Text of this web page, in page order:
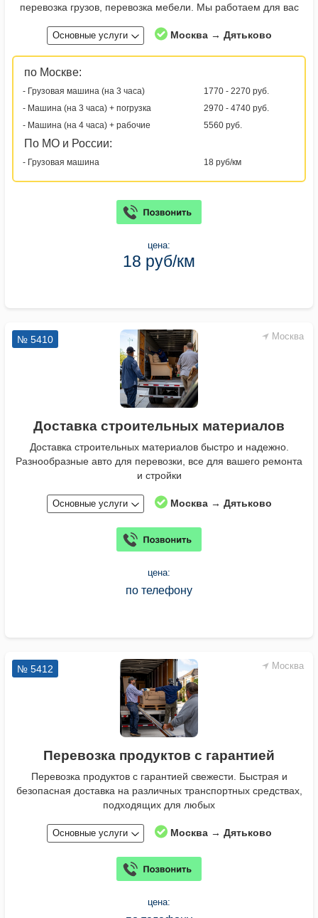
перевозка грузов, перевозка мебели. Мы работаем для вас
Основные услуги Москва → Дятьково
по Москве:
- Грузовая машина (на 3 часа)
1770 - 2270 руб.
- Машина (на 3 часа) + погрузка
2970 - 4740 руб.
- Машина (на 4 часа) + рабочие
5560 руб.
По МО и России:
- Грузовая машина 18 руб/км
цена:
18 руб/км
Москва
№ 5410
Доставка строительных материалов
Доставка строительных материалов быстро и надежно.
Разнообразные авто для перевозки, все для вашего ремонта
и стройки
Основные услуги Москва → Дятьково
цена:
по телефону
Москва
№ 5412
Перевозка продуктов с гарантией
Перевозка продуктов с гарантией свежести. Быстрая и
безопасная доставка на различных транспортных средствах,
подходящих для любых
Основные услуги Москва → Дятьково
цена: